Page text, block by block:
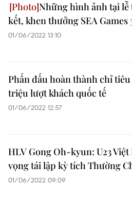
Những hình ảnh tại lễ
kết, khen thưởng SEA Games
01/06/2022 13:10
Phấn đấu hoàn thành chỉ tiêu
triệu lượt khách quốc tế
01/06/2022 12:57
HLV Gong Oh-kyun: U23 Việt
vọng tái lập kỳ tích Thường
01/06/2022 09:09